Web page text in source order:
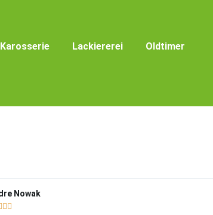
Karosserie Lackiererei Oldtimer
Nowak
 